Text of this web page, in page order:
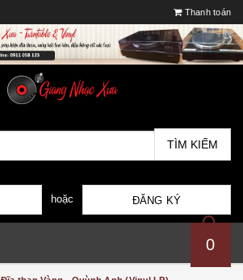
Thanh toán
TÌM KIẾM
hoặc ĐĂNG KÝ
0